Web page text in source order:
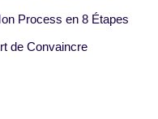
Process en 8 Étapes
de Convaincre